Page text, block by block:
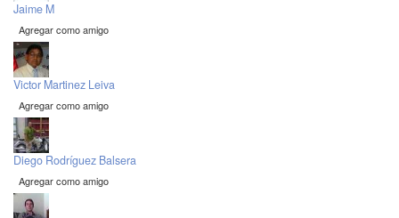
Jaime M
Agregar como amigo
Victor Martinez Leiva
Agregar como amigo
Diego Rodríguez Balsera
Agregar como amigo